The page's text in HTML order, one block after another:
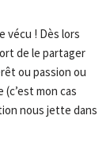
vécu ! Dès lors
de le partager
ou passion ou
mon cas
nous jette dans